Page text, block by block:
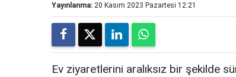
Yayınlanma: 20 Kasım 2023 Pazartesi 12:21
Ev ziyaretlerini aralıksız bir şekilde